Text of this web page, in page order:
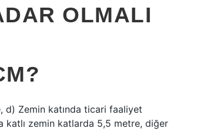
OLMALI
d) Zemin katında ticari faaliyet
katlı zemin katlarda 5,5 metre, diğer